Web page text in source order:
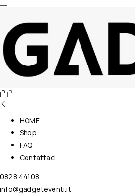
Nessun prodotto nel carrello.
HOME
Shop
FAQ
Contattaci
0828 44108
info@gadgeteventi.it